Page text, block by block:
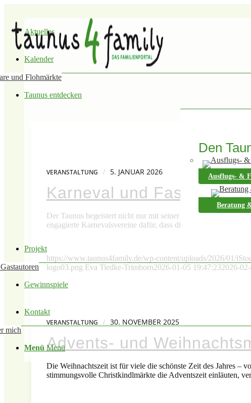
Aktuelles
Kalender
und Flohmärkte
Taunus entdecken
Den
Ausflugs- &
Beratung
Projekt
Gewinnspiele
Kontakt
mich
Menü Menü
VERANSTALTUNG / 5. JANUAR 2026
Karneval und Fasching
Der Taunus begeistert nicht nur mit seiner naturnahen
engagierte Karnevalsvereine dafür, dass die fünfte Jahreszeit
https://www.taunus4family.de/wp-content/uploads/2026/01/
logo03.png Eva Tiedke-Trimborn2026-01-05 19:47:232026-
VERANSTALTUNG / 30. NOVEMBER 2025
Advents- und
Die Weihnachtszeit ist für viele die schönste Zeit des Jahres –
stimmungsvolle Christkindlmärkte die Adventszeit einläuten,